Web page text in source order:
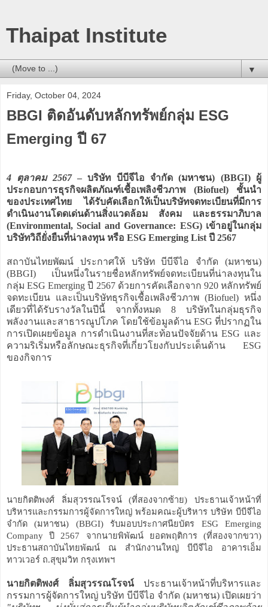
Thaipat Institute
▼
Friday, October 04, 2024
BBGI ติดอันดับหลักทรัพย์กลุ่ม ESG
Emerging ปี 67
4 ตุลาคม 2567– บริษัท บีบีจีไอ จำกัด (มหาชน) (BBGI) ผู้
ประกอบการธุรกิจผลิตภัณฑ์เชื้อเพลิงชีวภาพ (Biofuel) ชั้นนำ
ของประเทศไทย ได้รับคัดเลือกให้เป็นบริษัทจดทะเบียนที่มีการ
ดำเนินงานโดดเด่นด้านสิ่งแวดล้อม สังคม และธรรมาภิบาล
(Environmental, Social and Governance: ESG) เข้าอยู่ในกลุ่ม
บริษัทวิถียั่งยืนที่น่าลงทุน หรือ ESG Emerging List ปี 2567
สถาบันไทยพัฒน์ ประกาศให้ บริษัท บีบีจีไอ จำกัด (มหาชน)
(BBGI) เป็นหนึ่งในรายชื่อหลักทรัพย์จดทะเบียนที่น่าลงทุนใน
กลุ่ม ESG Emerging ปี 2567 ด้วยการคัดเลือกจาก 920 หลักทรัพย์
จดทะเบียน และเป็นบริษัทธุรกิจเชื้อเพลิงชีวภาพ (Biofuel) หนึ่ง
เดียวที่ได้รับรางวัลในปีนี้ จากทั้งหมด 8 บริษัทในกลุ่มธุรกิจ
พลังงานและสาธารณูปโภค โดยใช้ข้อมูลด้าน ESG ที่ปรากฏใน
การเปิดเผยข้อมูล การดำเนินงานที่สะท้อนปัจจัยด้าน ESG และ
ความริเริ่มหรือลักษณะธุรกิจที่เกี่ยวโยงกับประเด็นด้าน ESG
ของกิจการ
นายกิตติพงศ์ ลิ่มสุวรรณโรจน์ (ที่สองจากซ้าย) ประธานเจ้าหน้าที่
บริหารและกรรมการผู้จัดการใหญ่ พร้อมคณะผู้บริหาร บริษัท บีบีจีไอ
จำกัด (มหาชน) (BBGI) รับมอบประกาศนียบัตร ESG Emerging
Company ปี 2567 จากนายพิพัฒน์ ยอดพฤติการ (ที่สองจากขวา)
ประธานสถาบันไทยพัฒน์ ณ สำนักงานใหญ่ บีบีจีไอ อาคารเอ็ม
ทาวเวอร์ ถ.สุขุมวิท กรุงเทพฯ
นายกิตติพงศ์ ลิ่มสุวรรณโรจน์ ประธานเจ้าหน้าที่บริหารและ
กรรมการผู้จัดการใหญ่ บริษัท บีบีจีไอ จำกัด (มหาชน) เปิดเผยว่า